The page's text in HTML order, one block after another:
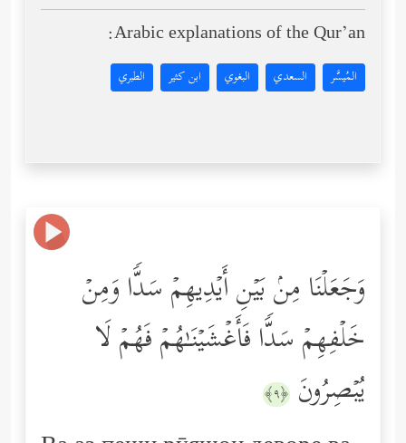
Arabic explanations of the Qur’an:
المُيسَّر السعدي البغوي ابن كثير الطبري
وَجَعَلۡنَا مِنۢ بَیۡنِ أَیۡدِیهِمۡ سَدࣰّا وَمِنۡ
خَلۡفِهِمۡ سَدࣰّا فَأَغۡشَیۡنَـٰهُمۡ فَهُمۡ لَا
یُبۡصِرُونَ ﴿٩﴾